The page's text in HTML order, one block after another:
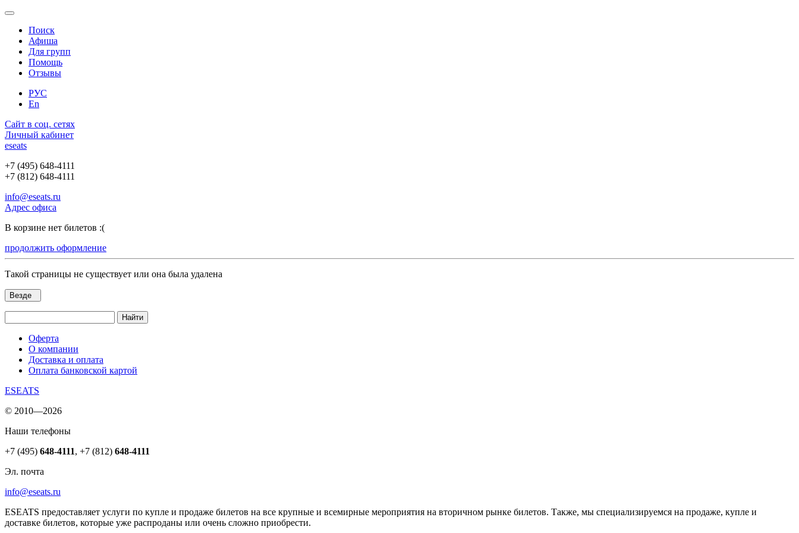
Поиск
Афиша
Для групп
Помощь
Отзывы
РУС
En
Сайт в соц. сетях
Личный кабинет
eseats
+7 (495) 648-4111
+7 (812) 648-4111
info@eseats.ru
Адрес офиса
В корзине нет билетов :(
продолжить оформление
Такой страницы не существует или она была удалена
Везде
Найти
Оферта
О компании
Доставка и оплата
Оплата банковской картой
ESEATS
© 2010—2026
Наши телефоны
+7 (495) 648-4111, +7 (812) 648-4111
Эл. почта
info@eseats.ru
ESEATS предоставляет услуги по купле и продаже билетов на все крупные и всемирные мероприятия на вторичном рынке билетов. Также, мы специализируемся на продаже, купле и
доставке билетов, которые уже распроданы или очень сложно приобрести.